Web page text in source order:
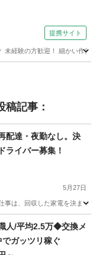
【システムキッチン
提携サイト
未経験の方歓迎！ 細かい作
稿記事：
配達・夜勤なし。決
ライバー募集！
5月27日
は、回収した家電を決ま
人/平均2.5万◆交換メ
ガッツリ稼ぐ